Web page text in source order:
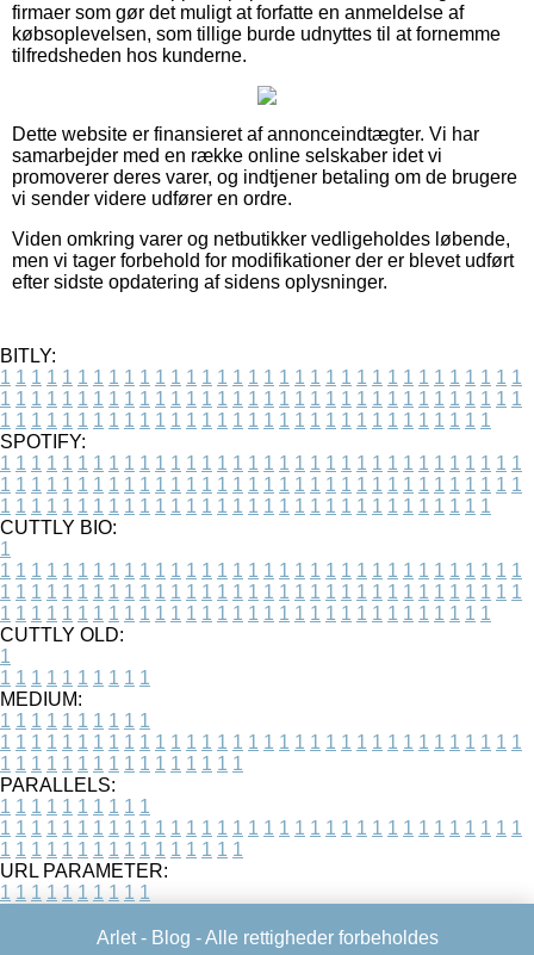
firmaer som gør det muligt at forfatte en anmeldelse af
købsoplevelsen, som tillige burde udnyttes til at fornemme
tilfredsheden hos kunderne.
Dette website er finansieret af annonceindtægter. Vi har
samarbejder med en række online selskaber idet vi
promoverer deres varer, og indtjener betaling om de brugere
vi sender videre udfører en ordre.
Viden omkring varer og netbutikker vedligeholdes løbende,
men vi tager forbehold for modifikationer der er blevet udført
efter sidste opdatering af sidens oplysninger.
BITLY:
1 1 1 1 1 1 1 1 1 1 1 1 1 1 1 1 1 1 1 1 1 1 1 1 1 1 1 1 1 1 1 1 1 1
1 1 1 1 1 1 1 1 1 1 1 1 1 1 1 1 1 1 1 1 1 1 1 1 1 1 1 1 1 1 1 1 1 1
1 1 1 1 1 1 1 1 1 1 1 1 1 1 1 1 1 1 1 1 1 1 1 1 1 1 1 1 1 1 1 1
SPOTIFY:
1 1 1 1 1 1 1 1 1 1 1 1 1 1 1 1 1 1 1 1 1 1 1 1 1 1 1 1 1 1 1 1 1 1
1 1 1 1 1 1 1 1 1 1 1 1 1 1 1 1 1 1 1 1 1 1 1 1 1 1 1 1 1 1 1 1 1 1
1 1 1 1 1 1 1 1 1 1 1 1 1 1 1 1 1 1 1 1 1 1 1 1 1 1 1 1 1 1 1 1
CUTTLY BIO:
1
1 1 1 1 1 1 1 1 1 1 1 1 1 1 1 1 1 1 1 1 1 1 1 1 1 1 1 1 1 1 1 1 1 1
1 1 1 1 1 1 1 1 1 1 1 1 1 1 1 1 1 1 1 1 1 1 1 1 1 1 1 1 1 1 1 1 1 1
1 1 1 1 1 1 1 1 1 1 1 1 1 1 1 1 1 1 1 1 1 1 1 1 1 1 1 1 1 1 1 1
CUTTLY OLD:
1
1 1 1 1 1 1 1 1 1 1
MEDIUM:
1 1 1 1 1 1 1 1 1 1
1 1 1 1 1 1 1 1 1 1 1 1 1 1 1 1 1 1 1 1 1 1 1 1 1 1 1 1 1 1 1 1 1 1
1 1 1 1 1 1 1 1 1 1 1 1 1 1 1 1
PARALLELS:
1 1 1 1 1 1 1 1 1 1
1 1 1 1 1 1 1 1 1 1 1 1 1 1 1 1 1 1 1 1 1 1 1 1 1 1 1 1 1 1 1 1 1 1
1 1 1 1 1 1 1 1 1 1 1 1 1 1 1 1
URL PARAMETER:
1 1 1 1 1 1 1 1 1 1
Arlet - Blog - Alle rettigheder forbeholdes